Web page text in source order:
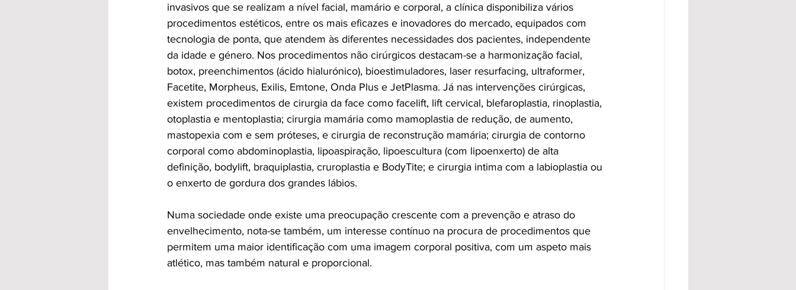
invasivos que se realizam a nível facial, mamário e corporal, a clínica disponibiliza vários
procedimentos estéticos, entre os mais eficazes e inovadores do mercado, equipados com
tecnologia de ponta, que atendem às diferentes necessidades dos pacientes, independente
da idade e género. Nos procedimentos não cirúrgicos destacam-se a harmonização facial,
botox, preenchimentos (ácido hialurónico), bioestimuladores, laser resurfacing, ultraformer,
Facetite, Morpheus, Exilis, Emtone, Onda Plus e JetPlasma. Já nas intervenções cirúrgicas,
existem procedimentos de cirurgia da face como facelift, lift cervical, blefaroplastia, rinoplastia,
otoplastia e mentoplastia; cirurgia mamária como mamoplastia de redução, de aumento,
mastopexia com e sem próteses, e cirurgia de reconstrução mamária; cirurgia de contorno
corporal como abdominoplastia, lipoaspiração, lipoescultura (com lipoenxerto) de alta
definição, bodylift, braquiplastia, cruroplastia e BodyTite; e cirurgia intima com a labioplastia ou
o enxerto de gordura dos grandes lábios.
Numa sociedade onde existe uma preocupação crescente com a prevenção e atraso do
envelhecimento, nota-se também, um interesse contínuo na procura de procedimentos que
permitem uma maior identificação com uma imagem corporal positiva, com um aspeto mais
atlético, mas também natural e proporcional.